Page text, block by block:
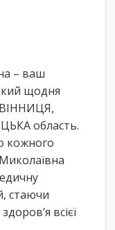
– ваш
щодня
область.
кожного
стаючи
всієї